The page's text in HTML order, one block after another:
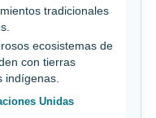
tradicionales
ecosistemas de
con tierras
indígenas.
Unidas